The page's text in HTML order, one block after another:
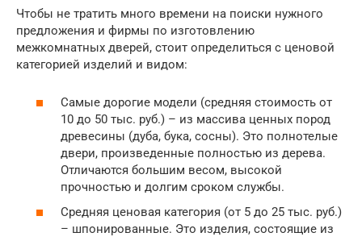
Чтобы не тратить много времени на поиски нужного
предложения и фирмы по изготовлению
межкомнатных дверей, стоит определиться с ценовой
категорией изделий и видом:
Самые дорогие модели (средняя стоимость от
10 до 50 тыс. руб.) – из массива ценных пород
древесины (дуба, бука, сосны). Это полнотелые
двери, произведенные полностью из дерева.
Отличаются большим весом, высокой
прочностью и долгим сроком службы.
Средняя ценовая категория (от 5 до 25 тыс. руб.)
– шпонированные. Это изделия, состоящие из